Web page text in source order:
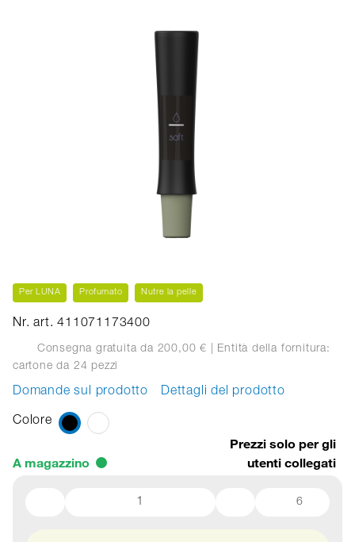
Per LUNA Profumato Nutre la pelle
Nr. art. 411071173400
Consegna gratuita da 200,00 € | Entità della fornitura:
cartone da 24 pezzi
Domande sul prodotto Dettagli del prodotto
Colore
A magazzino
Prezzi solo per gli
utenti collegati
6